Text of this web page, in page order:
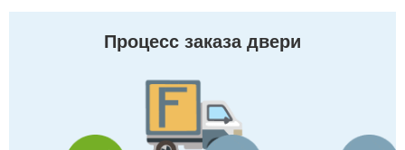
Процесс заказа двери